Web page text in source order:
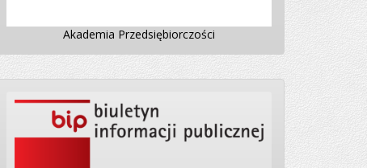
Akademia Przedsiębiorczości